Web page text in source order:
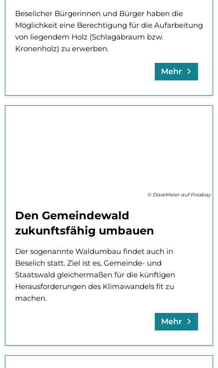
Beselicher Bürgerinnen und Bürger haben die
Möglichkeit eine Berechtigung für die Aufarbeitung
von liegendem Holz (Schlagabraum bzw.
Kronenholz) zu erwerben.
Mehr
© DaveMeier auf Pixabay
Den Gemeindewald
zukunftsfähig umbauen
Der sogenannte Waldumbau findet auch in
Beselich statt. Ziel ist es, Gemeinde- und
Staatswald gleichermaßen für die künftigen
Herausforderungen des Klimawandels fit zu
machen.
Mehr